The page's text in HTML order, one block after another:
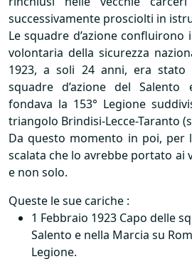
successivamente prosciolti in
Le squadre d’azione
volontaria della sicurezza
1923, a soli 24 anni, era stato
squadre d’azione del
fondava la 153° Legione
triangolo Brindisi-Lecce-Taranto
Da questo momento in poi, per
scalata che lo avrebbe portato ai
e non solo.
Queste le sue cariche :
1 Febbraio 1923 Capo delle
Salento e nella Marcia su
Legione.